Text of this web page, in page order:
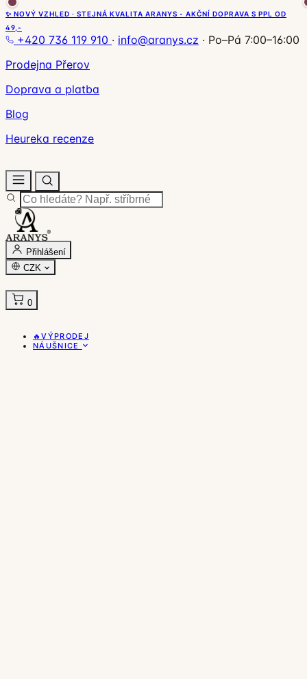
✨ NOVÝ VZHLED · STEJNÁ KVALITA ARANYS - AKČNÍ DOPRAVA S PPL OD
49,-
+420 736 119 910 · info@aranys.cz · Po–Pá 7:00–16:00
Prodejna Přerov
Doprava a platba
Blog
Heureka recenze
Přihlášení
CZK
0
🔥VÝPRODEJ
NÁUŠNICE